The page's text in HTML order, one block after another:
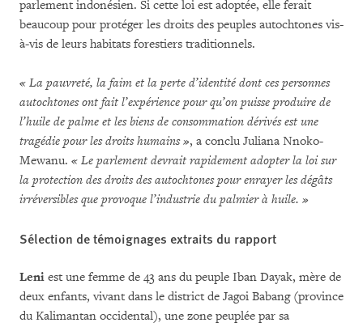
parlement indonésien. Si cette loi est adoptée, elle ferait
beaucoup pour protéger les droits des peuples autochtones vis-
à-vis de leurs habitats forestiers traditionnels.
« La pauvreté, la faim et la perte d’identité dont ces personnes
autochtones ont fait l’expérience pour qu’on puisse produire de
l’huile de palme et les biens de consommation dérivés est une
tragédie pour les droits humains », a conclu Juliana Nnoko-
Mewanu. « Le parlement devrait rapidement adopter la loi sur
la protection des droits des autochtones pour enrayer les dégâts
irréversibles que provoque l’industrie du palmier à huile. »
Sélection de témoignages extraits du rapport
Leni est une femme de 43 ans du peuple Iban Dayak, mère de
deux enfants, vivant dans le district de Jagoi Babang (province
du Kalimantan occidental), une zone peuplée par sa